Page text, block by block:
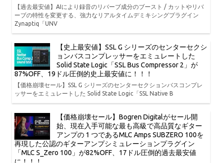
【過去最安値】AIにより録音のリバーブ成分のブースト / カットやリバ
ーブの特性を変更する、強力なリアルタイムデミキシングプラグイン
Zynaptiq「UNV
【史上最安値】SSL G シリーズのセンターセクシ
ョンバスコンプレッサーをエミュレートした
Solid State Logic「SSL Bus Compressor 2」が
87%OFF、19ドル圧倒的史上最安値に！！！
【価格崩壊セール】SSL G シリーズのセンターセクションバスコンプレ
ッサーをエミュレートした Solid State Logic「SSL Native B
【価格崩壊セール】Bogren Digitalがセール開
始、現在入手可能な最も高級で高品質なギター
アンプの 1 つであるMLC Amps SUBZERO 100を
再現した公認のギターアンプシミュレーションプラグイン
「MLC S_Zero 100」が82%OFF、17ドル圧倒的過去最安値